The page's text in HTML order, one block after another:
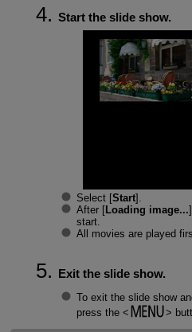
Start the slide show.
Select [Start].
After [Loading image...
start.
All movies are played
Exit the slide show.
To exit the slide show
press the